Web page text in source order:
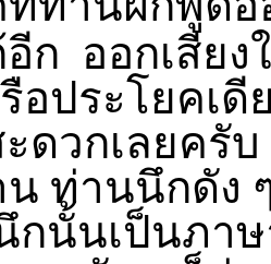
ก ออกเสียง
อประโยคเ
ดวกเลยครั
ท่านนึกดัง
กนั้นเป็นภา